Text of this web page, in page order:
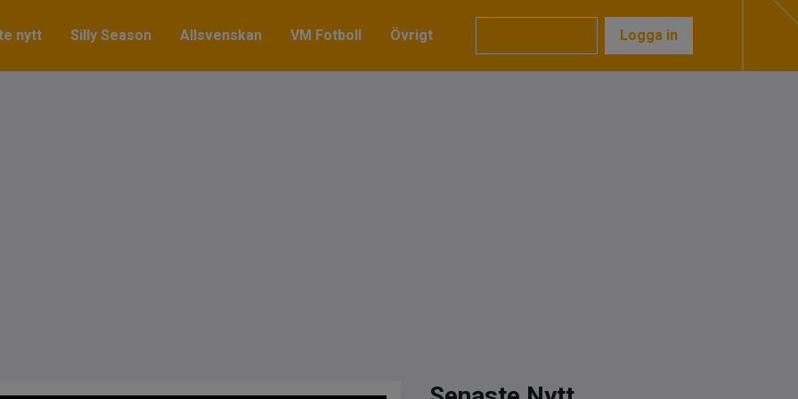
nytt Silly Season Allsvenskan VM Fotboll Övrigt Logga in